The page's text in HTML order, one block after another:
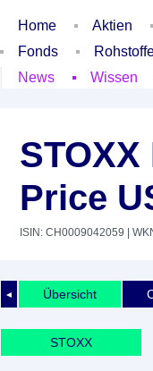
Home Aktien
Fonds
News
Wissen
STOXX
Price
ISIN: CH0009042059 |
◄ Übersicht
STOXX